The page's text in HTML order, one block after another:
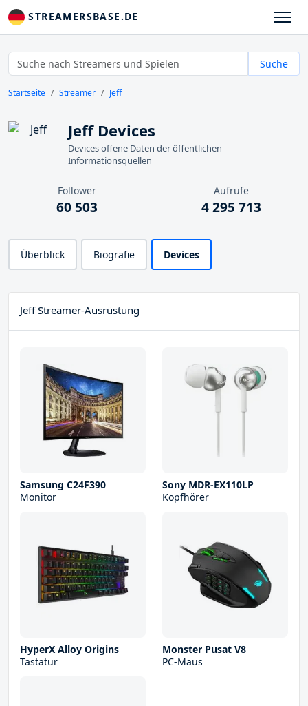
STREAMERSBASE.DE
Suche
Startseite Streamer Jeff
Jeff Devices
Devices offene Daten der öffentlichen
Informationsquellen
Follower
60 503
Aufrufe
4 295 713
Überblick Biografie Devices
Jeff Streamer-Ausrüstung
Samsung C24F390
Monitor
Sony MDR-EX110LP
Kopfhörer
HyperX Alloy Origins
Tastatur
Monster Pusat V8
PC-Maus